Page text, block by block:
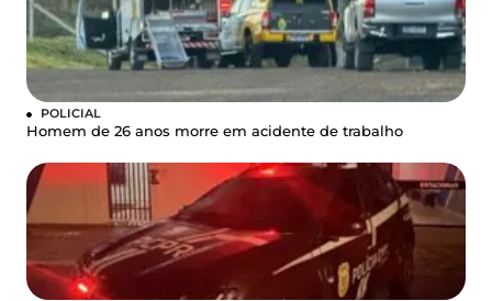
POLICIAL
Homem de 26 anos morre em acidente de trabalho